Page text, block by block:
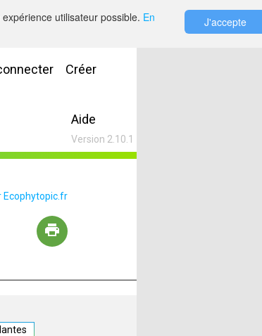
Créer
Aide
Version 2.10.1
Ecophytopic.fr
utilisateur possible. En
J'accepte